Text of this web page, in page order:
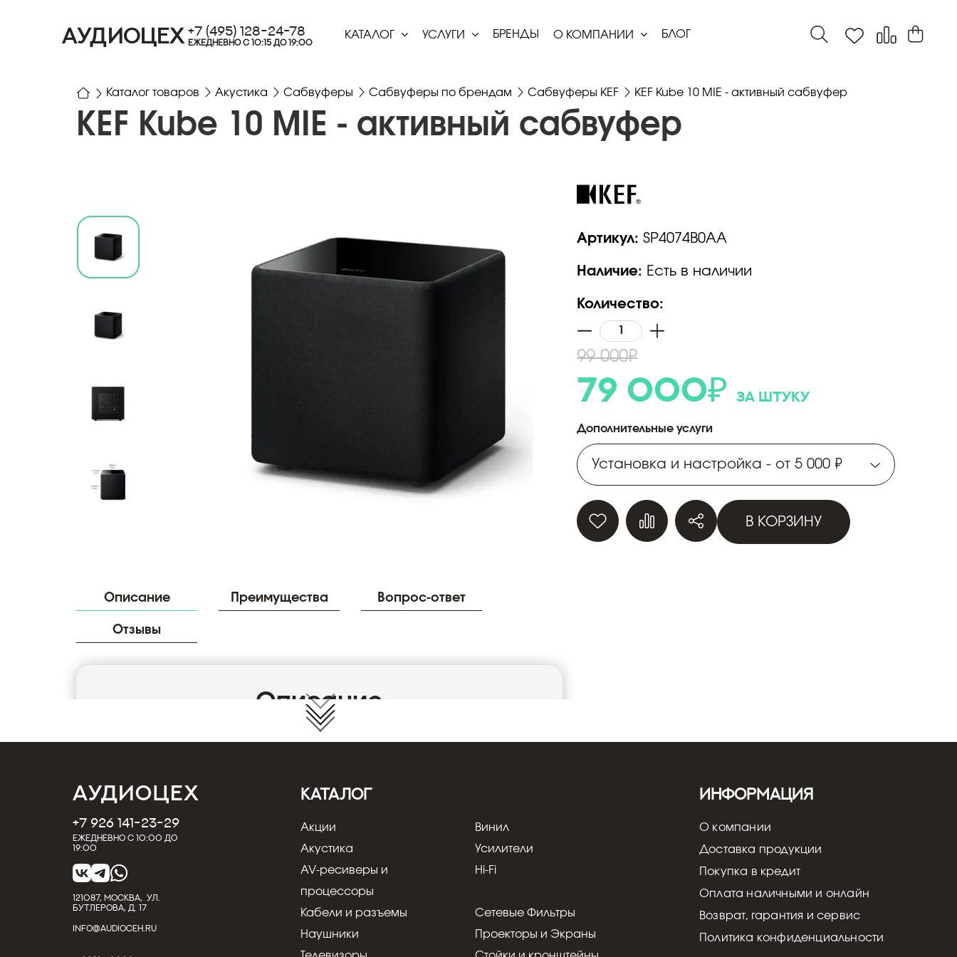
АУДИОЦЕХ +7 (495) 128-24-78
ЕЖЕДНЕВНО С 10:15 ДО 19:00
КАТАЛОГ УСЛУГИ БРЕНДЫ О КОМПАНИИ БЛОГ
Каталог товаров Акустика Сабвуферы Сабвуферы по брендам Сабвуферы KEF KEF Kube 10 MIE - активный сабвуфер
KEF Kube 10 MIE - активный сабвуфер
Описание Преимущества Вопрос-ответ
Отзывы
Описание
KEF Kube 10 MIE — активный сабвуфер для помещений среднего размера. Сабвуфер
и он действительно выглядит как кубик, ничем не выдавая своего предназначения.
С сабвуферами Kube проявляется неоспоримая сила баса, способная преобразить
звучание. Будь то захватывающий мир музыки или кинематографические события
домашнего кинотеатра, эта линейка мощных сабвуферов позволит вам исследовать
новые глубины звука, перенося вас в самое сердце каждого выступления. Доступны
четыре размера динамиков: 15", 12", 10" и 8" – от обманчиво миниатюрного Kube 8 MIE
до гигантского Kube 15 MIE, что дает возможность размещения для любого размера
комнаты и системных требований. Множество вариантов подключения и настройки
комнатного эквалайзера упрощают установку и настройку. Kube обещает эпическое
Артикул:SP4074B0AA
Наличие: Есть в наличии
Количество:
99 000₽
79 000₽ за штуку
Дополнительные услуги
Установка и настройка - от 5 000 ₽
Установка и настройка - от 5 000 ₽
Установка и настройка - от 5 000 ₽
В КОРЗИНУ
+7 926 141-23-29
Ежедневно с 10:00 до
19:00
121087, МОСКВА, УЛ.
БУТЛЕРОВА, Д. 17
INFO@AUDIOCEH.RU
КАТАЛОГ
Акции
Винил
Акустика
Усилители
AV-ресиверы и
процессоры
Hi-Fi
Кабели и разъемы
Сетевые Фильтры
Наушники
Проекторы и Экраны
Информация
О компании
Доставка продукции
Покупка в кредит
Оплата наличными и онлайн
Возврат, гарантия и сервис
Политика конфиденциальности